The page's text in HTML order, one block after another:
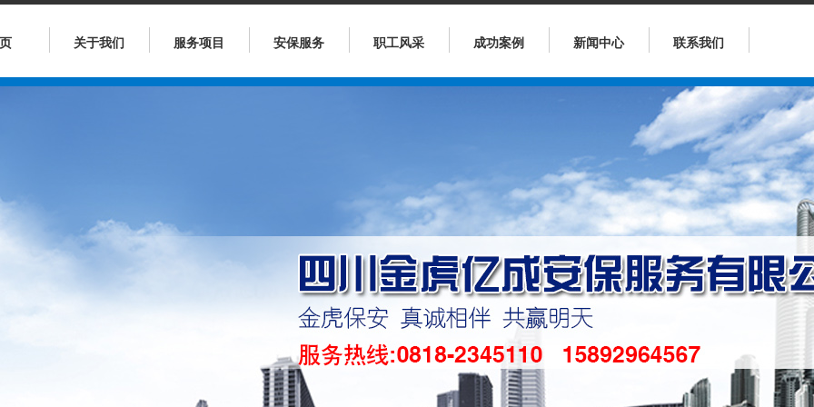
关于我们 服务项目 安保服务 职工风采 成功案例 新闻中心 联系我们